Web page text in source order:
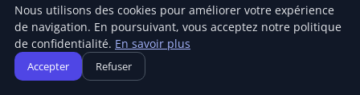
Liens utiles
Nous utilisons des cookies pour améliorer votre expérience
de navigation. En poursuivant, vous acceptez notre politique
de confidentialité. En savoir plus
Accepter Refuser